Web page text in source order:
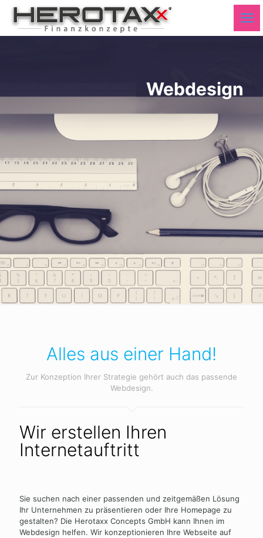
Webdesign
Alles aus einer Hand!
Zur Konzeption Ihrer Strategie gehört auch das passende
Webdesign.
Wir erstellen Ihren
Internetauftritt
Sie suchen nach einer passenden und zeitgemäßen Lösung
Ihr Unternehmen zu präsentieren oder Ihre Homepage zu
gestalten? Die Herotaxx Concepts GmbH kann Ihnen im
Webdesign helfen. Wir konzeptionieren Ihre Webseite auf